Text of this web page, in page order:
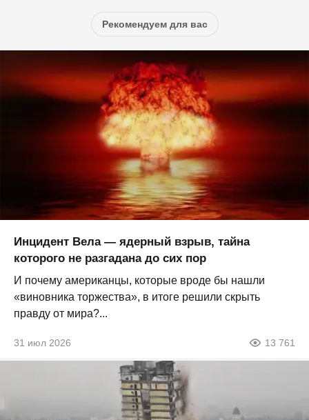
Рекомендуем для вас
Инцидент Вела — ядерный взрыв, тайна
которого не разгадана до сих пор
И почему американцы, которые вроде бы нашли
«виновника торжества», в итоге решили скрыть
правду от мира?...
31 июл 2026 13 761